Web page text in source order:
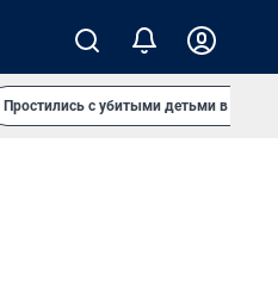
Простились с убитыми детьми в